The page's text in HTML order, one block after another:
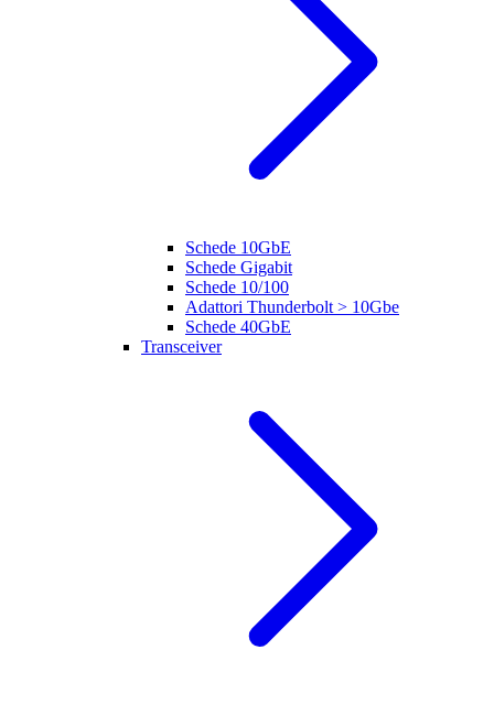
Schede 10GbE
Schede Gigabit
Schede 10/100
Adattori Thunderbolt > 10Gbe
Schede 40GbE
Transceiver